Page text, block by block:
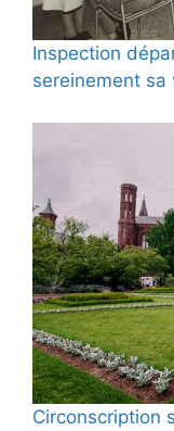
Inspection
sereinement sa
Circonscription